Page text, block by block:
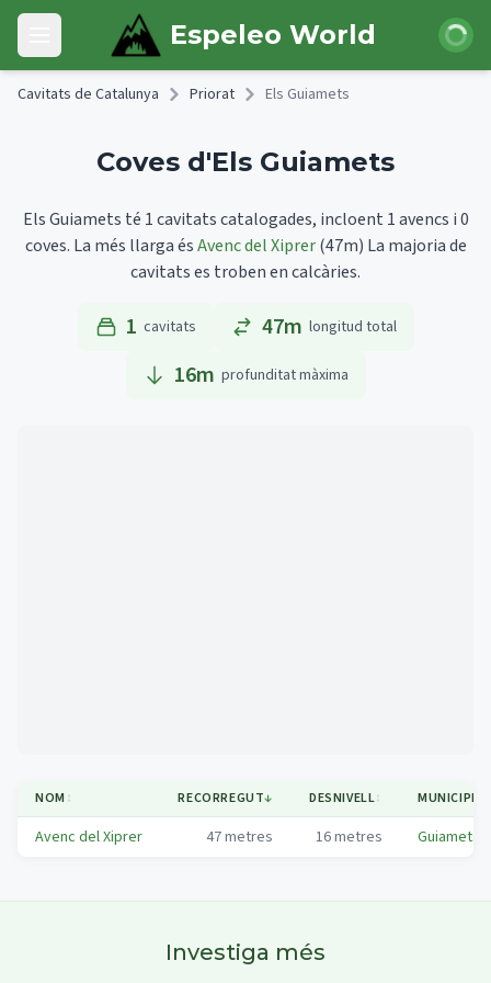
Skip to main content
Open main menu Espeleo World Iniciar
Cavitats de Catalunya Priorat Els Guiamets
Coves d'Els Guiamets
Els Guiamets té 1 cavitats catalogades, incloent 1 avencs i 0
coves. La més llarga ésAvenc del Xiprer(47m) La majoria de
cavitats es troben en calcàries.
1 cavitats 47m longitud total
16m profunditat màxima
NOM ↕ RECORREGUT↓ DESNIVELL↕ MUNICIPI
Avenc del Xiprer 47metres 16metres Guiamets,
Investiga més